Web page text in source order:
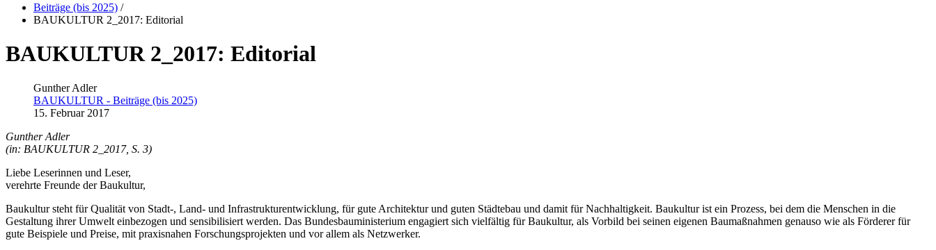
Beiträge (bis 2025) /
BAUKULTUR 2_2017: Editorial
BAUKULTUR 2_2017: Editorial
Gunther Adler
BAUKULTUR - Beiträge (bis 2025)
15. Februar 2017
Gunther Adler
(in: BAUKULTUR 2_2017, S. 3)
Liebe Leserinnen und Leser,
verehrte Freunde der Baukultur,
Baukultur steht für Qualität von Stadt-, Land- und Infrastrukturentwicklung, für gute Architektur und guten Städtebau und damit für Nachhaltigkeit. Baukultur ist ein Prozess, bei dem die Menschen in die
Gestaltung ihrer Umwelt einbezogen und sensibilisiert werden. Das Bundesbauministerium engagiert sich vielfältig für Baukultur, als Vorbild bei seinen eigenen Baumaßnahmen genauso wie als Förderer für
gute Beispiele und Preise, mit praxisnahen Forschungsprojekten und vor allem als Netzwerker.